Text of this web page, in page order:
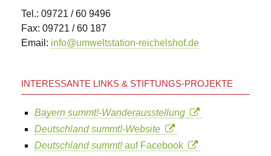
Tel.: 09721 / 60 9496
Fax: 09721 / 60 187
Email: info@umweltstation-reichelshof.de
INTERESSANTE LINKS & STIFTUNGS-PROJEKTE
Bayern summt!-Wanderausstellung
Deutschland summt!-Website
Deutschland summt!auf Facebook